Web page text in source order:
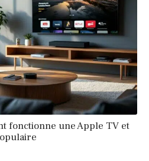
fonctionne une Apple TV et